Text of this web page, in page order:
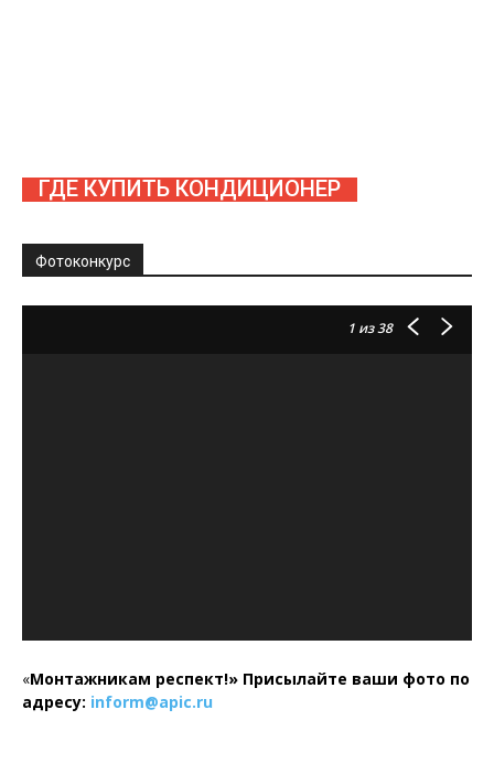
ГДЕ КУПИТЬ КОНДИЦИОНЕР
Фотоконкурс
1 из 38
«Монтажникам респект!» Присылайте ваши фото по
адресу: inform@apic.ru